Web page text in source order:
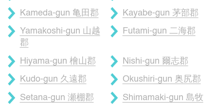
Kameda-gun 亀田郡 Kayabe-gun 茅部郡
Yamakoshi-gun 山越
郡
Futami-gun 二海郡
Hiyama-gun 檜山郡 Nishi-gun 爾志郡
Kudo-gun 久遠郡 Okushiri-gun 奥尻郡
Setana-gun 瀬棚郡
Shimamaki-gun 島牧